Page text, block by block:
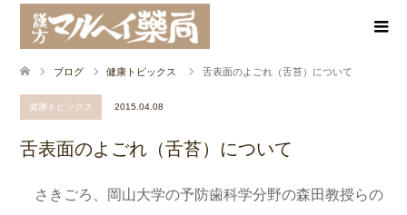
ブログ 健康トピックス 舌表面のよごれ（舌苔）について
健康トピックス 2015.04.08
舌表面のよごれ（舌苔）について
さきごろ、岡山大学の予防歯科学分野の森田教授らの